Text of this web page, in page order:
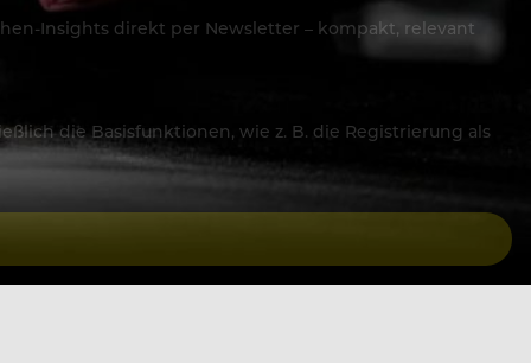
Insights direkt per Newsletter – kompakt, relevant
die Basisfunktionen, wie z. B. die Registrierung als